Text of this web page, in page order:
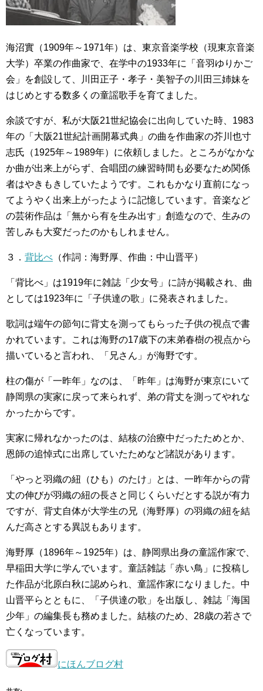
海沼實（1909年～1971年）は、東京音楽学校（現東京音楽
大学）卒業の作曲家で、在学中の1933年に「音羽ゆりかご
会」を創設して、川田正子・孝子・美智子の川田三姉妹を
はじめとする数多くの童謡歌手を育てました。
余談ですが、私が大阪21世紀協会に出向していた時、1983
年の「大阪21世紀計画開幕式典」の曲を作曲家の芥川也寸
志氏（1925年～1989年）に依頼しました。ところがなかな
か曲が出来上がらず、合唱団の練習時間も必要なため関係
者はやきもきしていたようです。これもかなり直前になっ
てようやく出来上がったように記憶しています。音楽など
の芸術作品は「無から有を生み出す」創造なので、生みの
苦しみも大変だったのかもしれません。
３． 背比べ （作詞：海野厚、作曲：中山晋平）
「背比べ」は1919年に雑誌「少女号」に詩が掲載され、曲
としては1923年に「子供達の歌」に発表されました。
歌詞は端午の節句に背丈を測ってもらった子供の視点で書
かれています。これは海野の17歳下の末弟春樹の視点から
描いていると言われ、「兄さん」が海野です。
柱の傷が「一昨年」なのは、「昨年」は海野が東京にいて
静岡県の実家に戻って来られず、弟の背丈を測ってやれな
かったからです。
実家に帰れなかったのは、結核の治療中だったためとか、
恩師の追悼式に出席していたためなど諸説があります。
「やっと羽織の紐（ひも）のたけ」とは、一昨年からの背
丈の伸びが羽織の紐の長さと同じくらいだとする説が有力
ですが、背丈自体が大学生の兄（海野厚）の羽織の紐を結
んだ高さとする異説もあります。
海野厚（1896年～1925年）は、静岡県出身の童謡作家で、
早稲田大学に学んでいます。童話雑誌「赤い鳥」に投稿し
た作品が北原白秋に認められ、童謡作家になりました。中
山晋平らとともに、「子供達の歌」を出版し、雑誌「海国
少年」の編集長も務めました。結核のため、28歳の若さで
亡くなっています。
にほんブログ村